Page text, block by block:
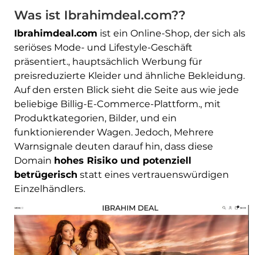
Was ist Ibrahimdeal.com??
Ibrahimdeal.com ist ein Online-Shop, der sich als
seriöses Mode- und Lifestyle-Geschäft
präsentiert., hauptsächlich Werbung für
preisreduzierte Kleider und ähnliche Bekleidung.
Auf den ersten Blick sieht die Seite aus wie jede
beliebige Billig-E-Commerce-Plattform., mit
Produktkategorien, Bilder, und ein
funktionierender Wagen. Jedoch, Mehrere
Warnsignale deuten darauf hin, dass diese
Domain hohes Risiko und potenziell
betrügerisch statt eines vertrauenswürdigen
Einzelhändlers.